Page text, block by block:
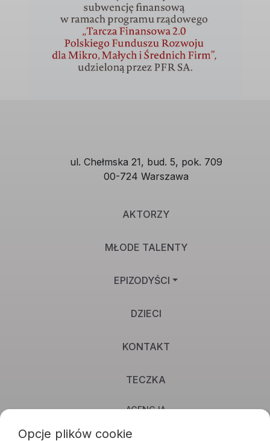
ul. Chełmska 21, bud. 5, pok. 709
00-724 Warszawa
AKTORZY
MŁODE TALENTY
EPIZODYŚCI
DZIECI
KONTAKT
TECZKA
AGENCJA
STUDIO
Opcje plików cookie